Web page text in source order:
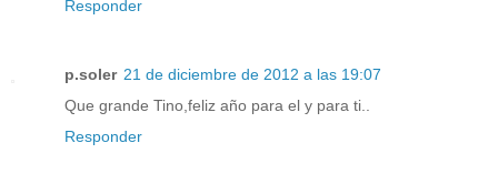
Responder
p.soler 21 de diciembre de 2012 a las 19:07
Que grande Tino,feliz año para el y para ti..
Responder